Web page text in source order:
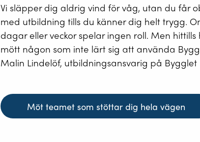
Vi släpper dig aldrig vind för våg, utan du får
med utbildning tills du känner dig helt trygg.
dagar eller veckor spelar ingen roll. Men
mött någon som inte lärt sig att använda
Malin Lindelöf, utbildningsansvarig på Bygglet
Möt teamet som stöttar dig hela vägen